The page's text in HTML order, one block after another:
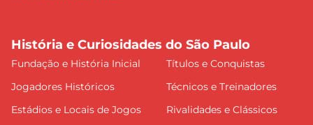
História e Curiosidades do São Paulo
Fundação e História Inicial
Títulos e Conquistas
Jogadores Históricos
Técnicos e Treinadores
Estádios e Locais de Jogos
Rivalidades e Clássicos